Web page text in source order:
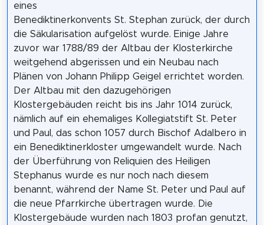
eines
Benediktinerkonvents St. Stephan zurück, der durch
die Säkularisation aufgelöst wurde. Einige Jahre
zuvor war 1788/89 der Altbau der Klosterkirche
weitgehend abgerissen und ein Neubau nach
Plänen von Johann Philipp Geigel errichtet worden.
Der Altbau mit den dazugehörigen
Klostergebäuden reicht bis ins Jahr 1014 zurück,
nämlich auf ein ehemaliges Kollegiatstift St. Peter
und Paul, das schon 1057 durch Bischof Adalbero in
ein Benediktinerkloster umgewandelt wurde. Nach
der Überführung von Reliquien des Heiligen
Stephanus wurde es nur noch nach diesem
benannt, während der Name St. Peter und Paul auf
die neue Pfarrkirche übertragen wurde. Die
Klostergebäude wurden nach 1803 profan genutzt,